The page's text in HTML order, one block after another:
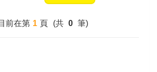
前在第 1 頁 (共 0 筆)